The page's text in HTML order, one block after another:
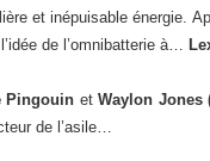
et inépuisable énergie.
de l’omnibatterie à…
Pingouin etWaylon Jones
de l’asile…